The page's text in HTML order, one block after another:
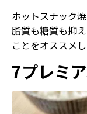
ホットスナック
脂質も糖質も抑
ことをオススメし
7プレミ